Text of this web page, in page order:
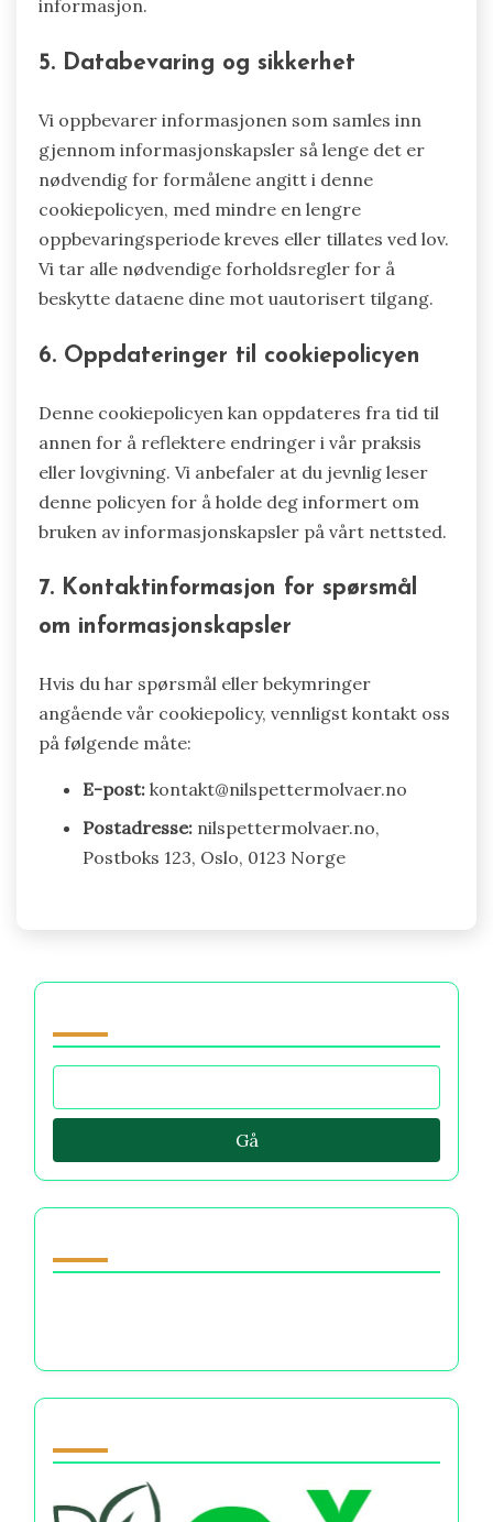
informasjon.
5. Databevaring og sikkerhet
Vi oppbevarer informasjonen som samles inn
gjennom informasjonskapsler så lenge det er
nødvendig for formålene angitt i denne
cookiepolicyen, med mindre en lengre
oppbevaringsperiode kreves eller tillates ved lov.
Vi tar alle nødvendige forholdsregler for å
beskytte dataene dine mot uautorisert tilgang.
6. Oppdateringer til cookiepolicyen
Denne cookiepolicyen kan oppdateres fra tid til
annen for å reflektere endringer i vår praksis
eller lovgivning. Vi anbefaler at du jevnlig leser
denne policyen for å holde deg informert om
bruken av informasjonskapsler på vårt nettsted.
7. Kontaktinformasjon for spørsmål
om informasjonskapsler
Hvis du har spørsmål eller bekymringer
angående vår cookiepolicy, vennligst kontakt oss
på følgende måte:
E-post: kontakt@nilspettermolvaer.no
Postadresse: nilspettermolvaer.no,
Postboks 123, Oslo, 0123 Norge
Gå